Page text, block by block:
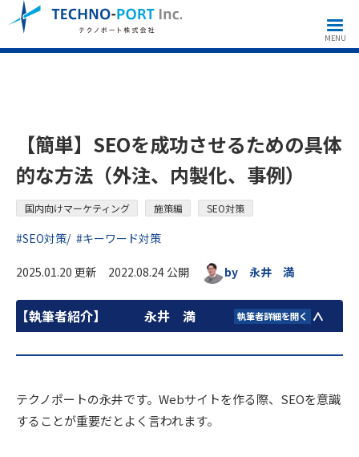
MENU
国内向けマーケティング 施策編 SEO対策
【簡単】SEOを成功させるための具体
的な方法（外注、内製化、事例）
国内向けマーケティング 施策編 SEO対策
#SEO対策 #キーワード対策
2025.01.20 更新 2022.08.24 公開 by 永井 満
【執筆者紹介】 永井 満 執筆者詳細を開く
テクノポートの永井です。Webサイトを作る際、SEOを意識
することが重要だとよく言われます。